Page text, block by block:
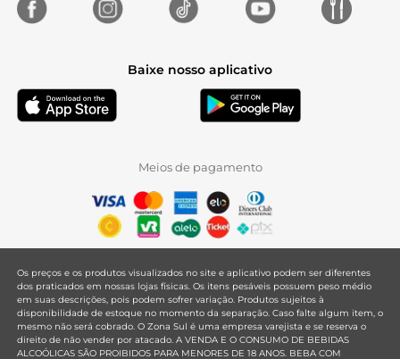
Baixe nosso aplicativo
Meios de pagamento
Os preços e os produtos visualizados no site e aplicativo podem ser diferentes
dos praticados em nossas lojas físicas. Os itens pesáveis possuem peso médio
em suas descrições, pois podem sofrer variação. Produtos sujeitos à
disponibilidade de estoque no momento da separação. Caso falte algum item, o
mesmo não será cobrado. O Zona Sul é uma empresa varejista e se reserva o
direito de não vender por atacado. A VENDA E O CONSUMO DE BEBIDAS
ALCOÓLICAS SÃO PROIBIDOS PARA MENORES DE 18 ANOS. BEBA COM